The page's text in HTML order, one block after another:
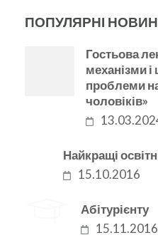
ПОПУЛЯРНІ
Гостьова
механізми
проблеми
чоловіків»
Найкращі
15.10.2016
Абітурієнту
15.11.2016